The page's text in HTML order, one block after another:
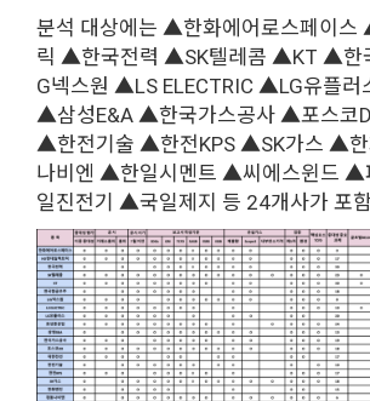
분석 대상에는 ▲한화에어로스페이스
릭 ▲한국전력 ▲SK텔레콤 ▲KT ▲한
G넥스원 ▲LS ELECTRIC ▲LG유플
▲삼성E&A ▲한국가스공사 ▲포스코
▲한전기술 ▲한전KPS ▲SK가스 ▲
나비엔 ▲한일시멘트 ▲씨에스윈드
일진전기 ▲국일제지 등 24개사가 포